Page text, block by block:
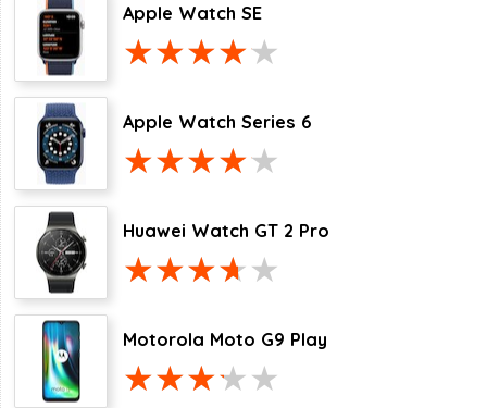
Apple Watch SE
Apple Watch Series 6
Huawei Watch GT 2 Pro
Motorola Moto G9 Play